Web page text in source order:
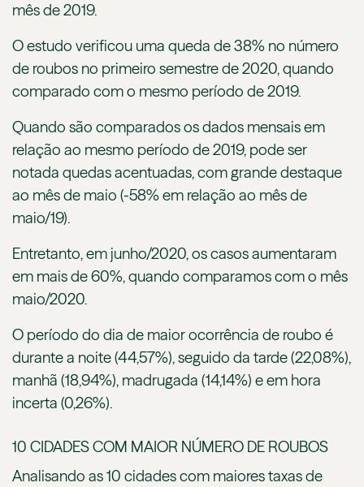
mês de 2019.
O estudo verificou uma queda de 38% no número
de roubos no primeiro semestre de 2020, quando
comparado com o mesmo período de 2019.
Quando são comparados os dados mensais em
relação ao mesmo período de 2019, pode ser
notada quedas acentuadas, com grande destaque
ao mês de maio (-58% em relação ao mês de
maio/19).
Entretanto, em junho/2020, os casos aumentaram
em mais de 60%, quando comparamos com o mês
maio/2020.
O período do dia de maior ocorrência de roubo é
durante a noite (44,57%), seguido da tarde (22,08%),
manhã (18,94%), madrugada (14,14%) e em hora
incerta (0,26%).
10 CIDADES COM MAIOR NÚMERO DE ROUBOS
Analisando as 10 cidades com maiores taxas de